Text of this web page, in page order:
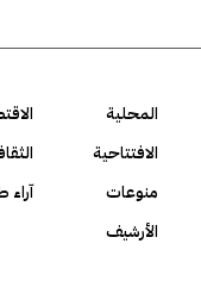
المحلية
الافتتاحية
منوعات آراء
الأرشيف